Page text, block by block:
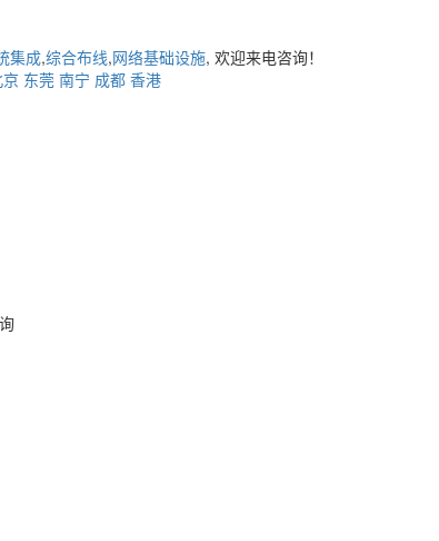
集成,综合布线,网络基础设施, 欢迎来电咨询！
东莞 南宁 成都 香港